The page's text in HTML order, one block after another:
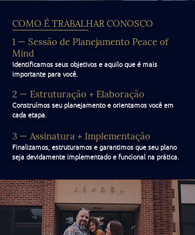
COMO É TRABALHAR CONOSCO
1 — Sessão de Planejamento Peace of
Mind
Identificamos seus objetivos e aquilo que é mais
importante para você.
2 — Estruturação + Elaboração
Construímos seu planejamento e orientamos você em
cada etapa.
3 — Assinatura + Implementação
Finalizamos, estruturamos e garantimos que seu plano
seja devidamente implementado e funcional na prática.